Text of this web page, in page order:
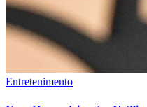
Entretenimento